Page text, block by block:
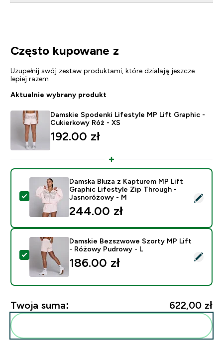
Często kupowane z
Uzupełnij swój zestaw produktami, które działają jeszcze
lepiej razem
Aktualnie wybrany produkt
Damskie Spodenki Lifestyle MP Lift Graphic -
Cukierkowy Róż - XS
192.00 zł‎
Wybierz ten produkt - Damska Bluza z Kapturem
Damska Bluza z Kapturem MP Lift
Graphic Lifestyle Zip Through -
Jasnoróżowy - M
244.00 zł‎
Wybierz ten produkt - Damskie Bezszwowe Szorty
Damskie Bezszwowe Szorty MP Lift
- Różowy Pudrowy - L
186.00 zł‎
Twoja suma: 622,00 zł‎